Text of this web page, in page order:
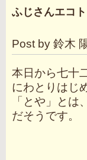
ふじさんエコ
Post by 鈴木
本日から七十
にわとりはじ
「とや」とは
だそうです。